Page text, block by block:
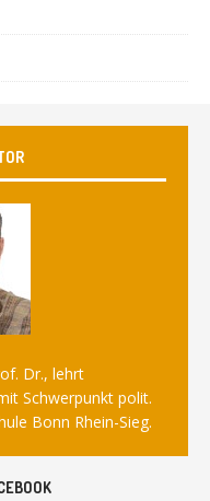
Dr., lehrt
Schwerpunkt polit.
Bonn Rhein-Sieg.